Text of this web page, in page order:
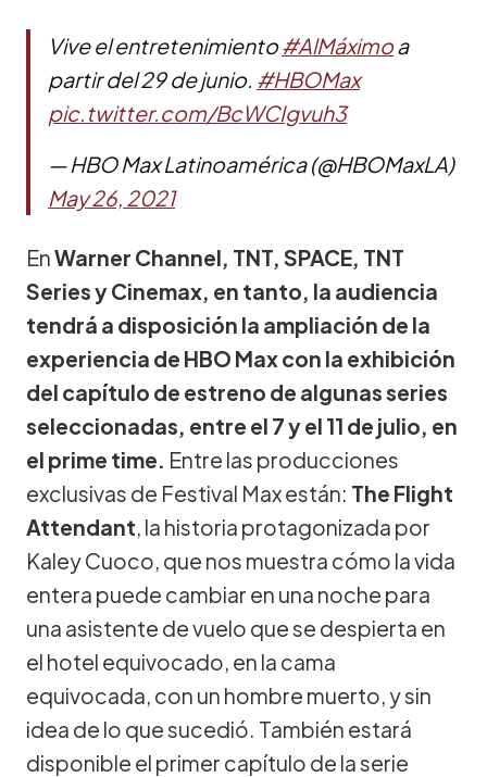
Vive el entretenimiento#AlMáximoa
partir del 29 de junio. #HBOMax
pic.twitter.com/BcWCIgvuh3
— HBO Max Latinoamérica (@HBOMaxLA)
May 26, 2021
EnWarner Channel, TNT, SPACE, TNT
Series y Cinemax, en tanto, la audiencia
tendrá a disposición la ampliación de la
experiencia de HBO Max con la exhibición
del capítulo de estreno de algunas series
seleccionadas, entre el 7 y el 11 de julio, en
el prime time. Entre las producciones
exclusivas de Festival Max están: The Flight
Attendant, la historia protagonizada por
Kaley Cuoco, que nos muestra cómo la vida
entera puede cambiar en una noche para
una asistente de vuelo que se despierta en
el hotel equivocado, en la cama
equivocada, con un hombre muerto, y sin
idea de lo que sucedió. También estará
disponible el primer capítulo de la serie